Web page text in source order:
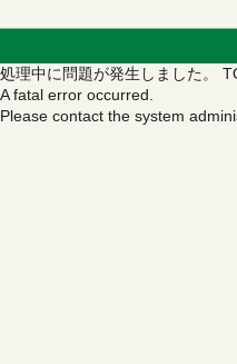
処理中に問題が発生しました。
A fatal error occurred.
Please contact the system